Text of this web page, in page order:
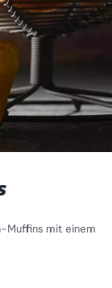
Muffins mit einem